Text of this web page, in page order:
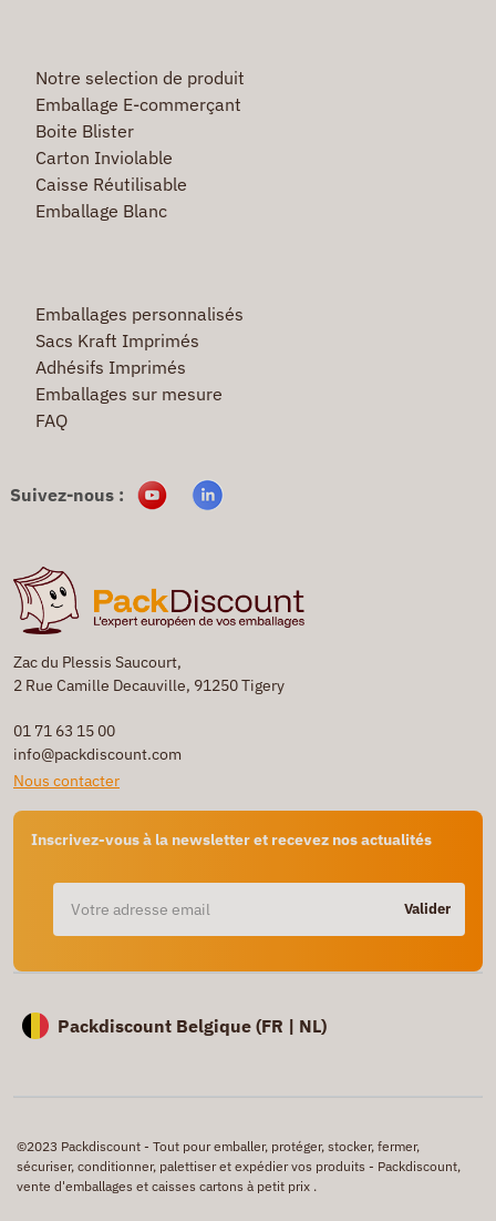
Zac du Plessis Saucourt,
2 Rue Camille Decauville, 91250 Tigery
01 71 63 15 00
info@packdiscount.com
Nous contacter
Inscrivez-vous à la newsletter et recevez nos actualités
Valider
Notre selection de produit
Emballage E-commerçant
Boite Blister
Carton Inviolable
Caisse Réutilisable
Emballage Blanc
Emballages personnalisés
Sacs Kraft Imprimés
Adhésifs Imprimés
Emballages sur mesure
FAQ
Suivez-nous :
Packdiscount Belgique (FR | NL)
©2023 Packdiscount - Tout pour emballer, protéger, stocker, fermer,
sécuriser, conditionner, palettiser et expédier vos produits - Packdiscount,
vente d'emballages et caisses cartons à petit prix .